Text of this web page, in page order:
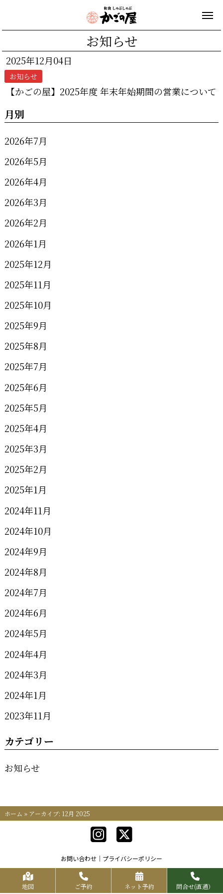
お知らせ
2025年12月04日
お知らせ
【かごの屋】2025年度 年末年始期間の営業について
月別
2026年7月
2026年5月
2026年4月
2026年3月
2026年2月
2026年1月
2025年12月
2025年11月
2025年10月
2025年9月
2025年8月
2025年7月
2025年6月
2025年5月
2025年4月
2025年3月
2025年2月
2025年1月
2024年11月
2024年10月
2024年9月
2024年8月
2024年7月
2024年6月
2024年5月
2024年4月
2024年3月
2024年1月
2023年11月
カテゴリー
お知らせ
ホーム » アーカイブ: 12月 2025
お問い合わせ プライバシーポリシー
Copyrights KR FOOD SERVICE All Rights Reserved.
地図 ご予約 ネット予約 問合せ(直通）